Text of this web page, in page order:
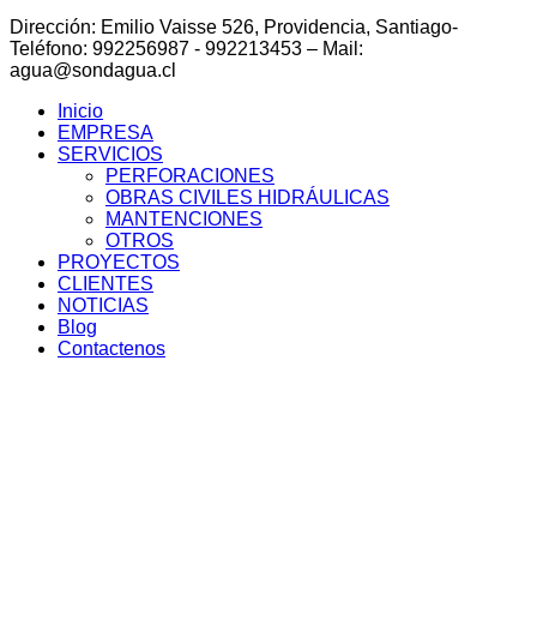
Dirección: Emilio Vaisse 526, Providencia, Santiago-
Teléfono: 992256987 - 992213453 – Mail:
agua@sondagua.cl
Inicio
EMPRESA
SERVICIOS
PERFORACIONES
OBRAS CIVILES HIDRÁULICAS
MANTENCIONES
OTROS
PROYECTOS
CLIENTES
NOTICIAS
Blog
Contactenos